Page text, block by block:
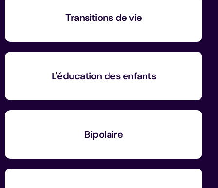
Transitions de vie
L'éducation des enfants
Bipolaire